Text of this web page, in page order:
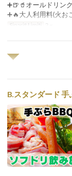
➕🍺🥤オールドリン
➕🔥大人利用料(火
Sipariş Limiti 2 ~
◥◤
B.スタンダード